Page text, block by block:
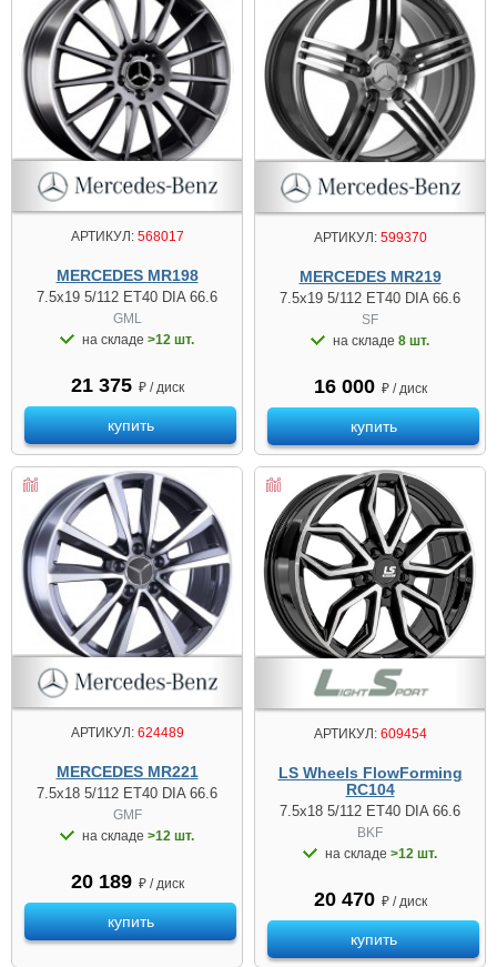
АРТИКУЛ:568017
MERCEDES MR198
7.5x19 5/112 ET40 DIA 66.6
GML
на складе >12 шт.
21 375 ₽ / диск
купить
АРТИКУЛ:599370
MERCEDES MR219
7.5x19 5/112 ET40 DIA 66.6
SF
на складе 8 шт.
16 000 ₽ / диск
купить
АРТИКУЛ:624489
MERCEDES MR221
7.5x18 5/112 ET40 DIA 66.6
GMF
на складе >12 шт.
20 189 ₽ / диск
купить
АРТИКУЛ:609454
LS Wheels FlowForming
RC104
7.5x18 5/112 ET40 DIA 66.6
BKF
на складе >12 шт.
20 470 ₽ / диск
купить